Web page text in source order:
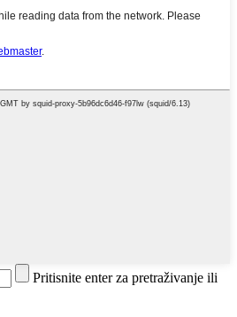
Pritisnite enter za pretraživanje ili